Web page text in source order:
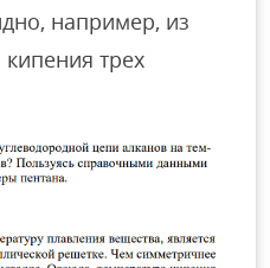
например, из
трех